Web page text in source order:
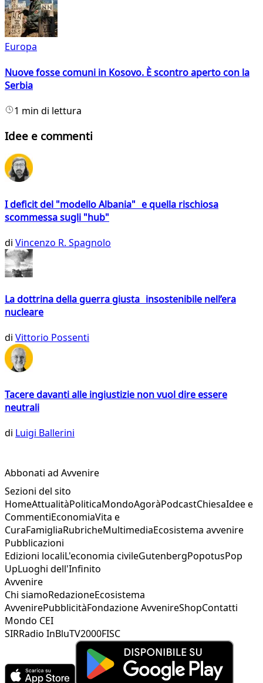
Europa
Nuove fosse comuni in Kosovo. È scontro aperto con la
Serbia
1 min di lettura
Idee e commenti
I deficit del "modello Albania" e quella rischiosa
scommessa sugli "hub"
di Vincenzo R. Spagnolo
La dottrina della guerra giusta insostenibile nell’era
nucleare
di Vittorio Possenti
Tacere davanti alle ingiustizie non vuol dire essere
neutrali
di Luigi Ballerini
Abbonati ad Avvenire
Sezioni del sito
HomeAttualitàPoliticaMondoAgoràPodcastChiesaIdee e
CommentiEconomiaVita e
CuraFamigliaRubricheMultimediaEcosistema avvenire
Pubblicazioni
Edizioni localiL'economia civileGutenbergPopotusPop
UpLuoghi dell'Infinito
Avvenire
Chi siamoRedazioneEcosistema
AvvenirePubblicitàFondazione AvvenireShopContatti
Mondo CEI
SIRRadio InBluTV2000FISC